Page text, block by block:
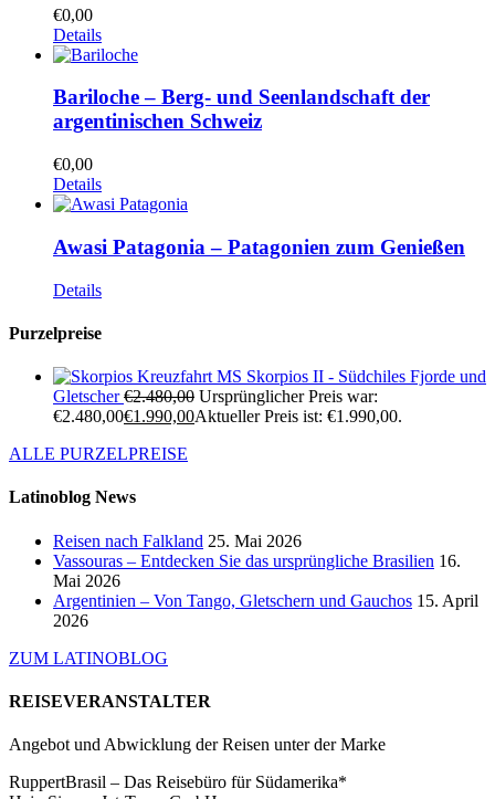
€0,00
Details
Bariloche – Berg- und Seenlandschaft der
argentinischen Schweiz
€0,00
Details
Awasi Patagonia – Patagonien zum Genießen
Details
Purzelpreise
Kreuzfahrt MS Skorpios II - Südchiles Fjorde und
Gletscher €2.480,00 Ursprünglicher Preis war:
€2.480,00€1.990,00Aktueller Preis ist: €1.990,00.
ALLE PURZELPREISE
Latinoblog News
Reisen nach Falkland 25. Mai 2026
Vassouras – Entdecken Sie das ursprüngliche Brasilien 16.
Mai 2026
Argentinien – Von Tango, Gletschern und Gauchos 15. April
2026
ZUM LATINOBLOG
REISEVERANSTALTER
Angebot und Abwicklung der Reisen unter der Marke
RuppertBrasil – Das Reisebüro für Südamerika*